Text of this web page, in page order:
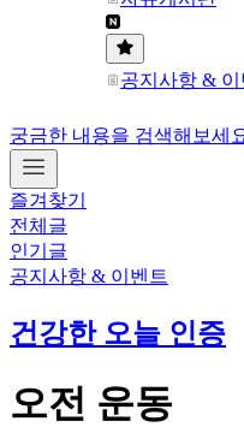
공지사항 & 이
궁금한 내용을 검색해보세
즐겨찾기
전체글
인기글
공지사항 & 이벤트
건강한 오늘 인증
오전 운동